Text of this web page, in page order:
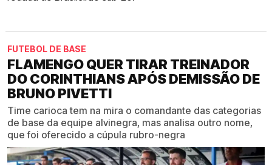
FUTEBOL DE BASE
FLAMENGO QUER TIRAR TREINADOR
DO CORINTHIANS APÓS DEMISSÃO DE
BRUNO PIVETTI
Time carioca tem na mira o comandante das categorias
de base da equipe alvinegra, mas analisa outro nome,
que foi oferecido a cúpula rubro-negra